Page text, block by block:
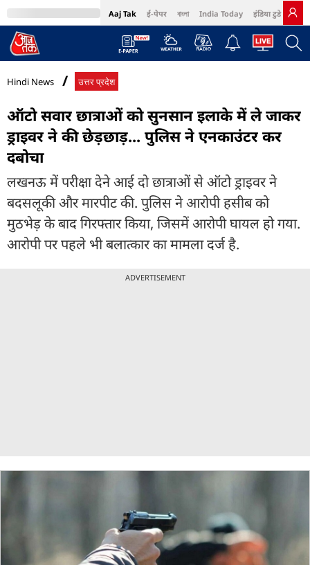
Aaj Tak ई-पेपर বাংলা India Today इंडिया टुडे हिंदी
MumbaiTak Cosmopolitan Harper's Bazaar Northeast
Hindi News उत्तर प्रदेश
ऑटो सवार छात्राओं को सुनसान इलाके में ले जाकर
ड्राइवर ने की छेड़छाड़... पुलिस ने एनकाउंटर कर
दबोचा
लखनऊ में परीक्षा देने आई दो छात्राओं से ऑटो ड्राइवर ने
बदसलूकी और मारपीट की. पुलिस ने आरोपी हसीब को
मुठभेड़ के बाद गिरफ्तार किया, जिसमें आरोपी घायल हो गया.
आरोपी पर पहले भी बलात्कार का मामला दर्ज है.
ADVERTISEMENT